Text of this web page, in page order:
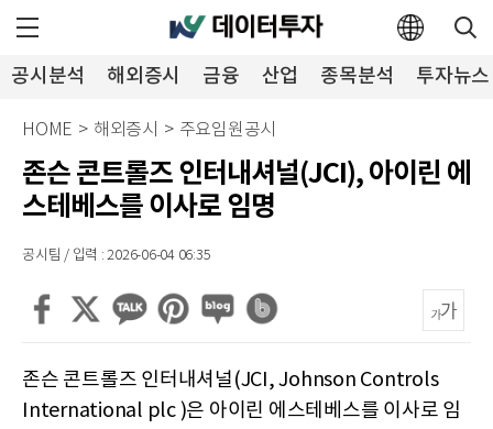
공시분석 해외증시 금융 산업 종목분석 투자뉴스
HOME > 해외증시 > 주요임원공시
존슨 콘트롤즈 인터내셔널(JCI), 아이린 에
스테베스를 이사로 임명
공시팀 / 입력 : 2026-06-04 06:35
존슨 콘트롤즈 인터내셔널(JCI, Johnson Controls
International plc )은 아이린 에스테베스를 이사로 임